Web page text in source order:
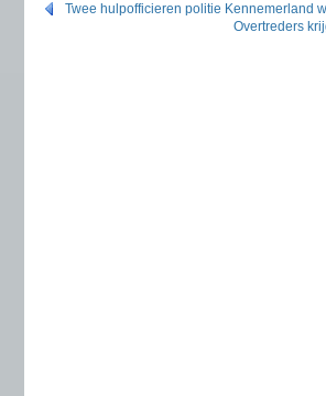
Twee hulpofficieren politie Kennemerland
Overtreders